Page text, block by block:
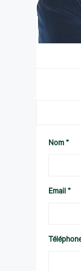
Nom *
Email *